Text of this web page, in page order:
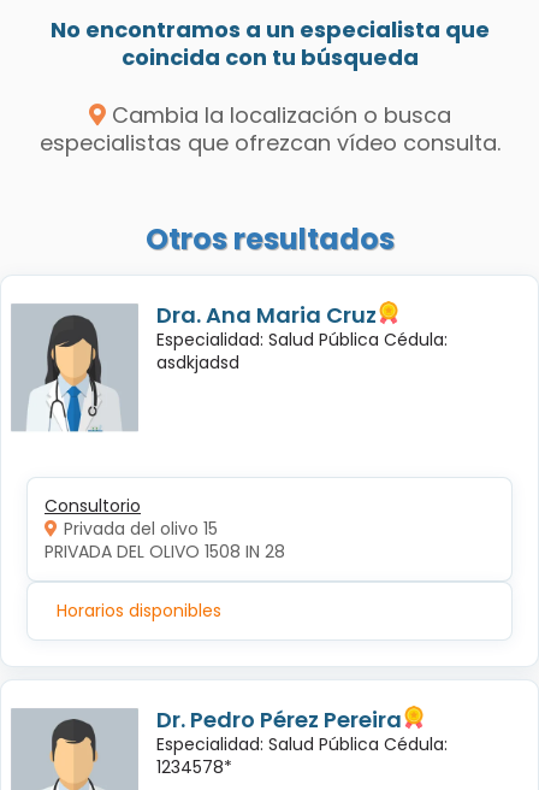
No encontramos a un especialista que
coincida con tu búsqueda
Cambia la localización o busca
especialistas que ofrezcan vídeo consulta.
Otros resultados
Dra. Ana Maria Cruz
Especialidad: Salud Pública Cédula:
asdkjadsd
Consultorio
Privada del olivo 15
PRIVADA DEL OLIVO 1508 IN 28
Horarios disponibles
Dr. Pedro Pérez Pereira
Especialidad: Salud Pública Cédula:
1234578*